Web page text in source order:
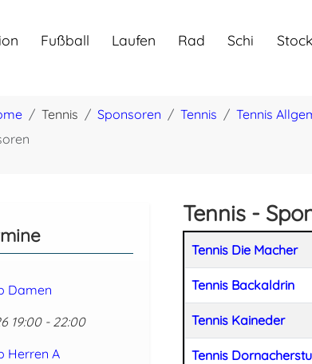
Fußball Laufen Rad Schi
Tennis Sponsoren Tennis
Tennis
Damen
19:00 - 22:00
Herren A
Tennis -
Beiträge
Titel
Tennis Die Macher
Tennis Backaldrin
Tennis Kaineder
Tennis